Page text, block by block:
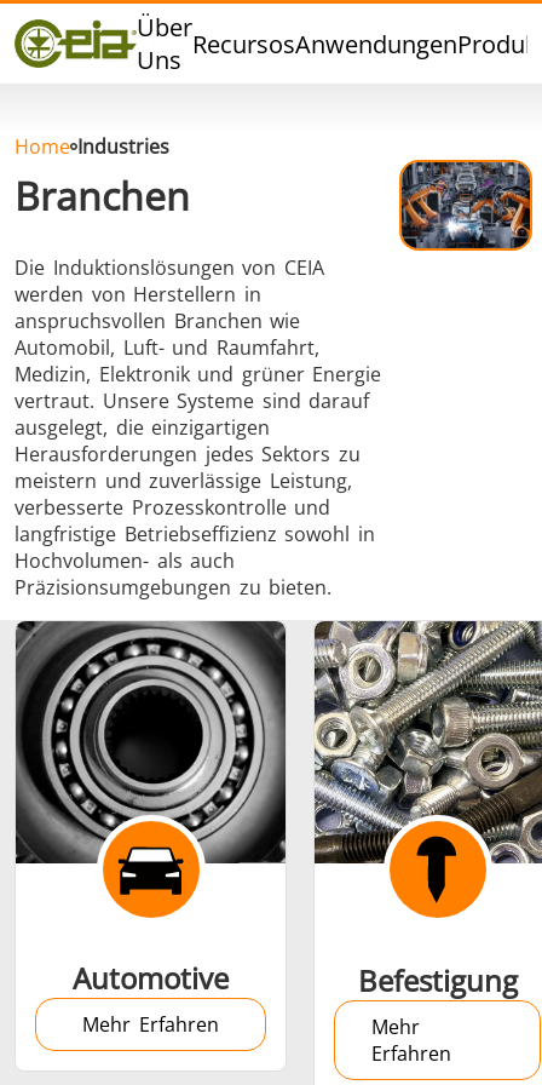
Über
Uns RecursosAnwendungen
Qualität
Veranstaltungen
Hartlöten
Aluminumlöten Verschlussversiegelung
Schrumpfverbindung
Generator mit
Controller
Home Industries
Branchen
Die Induktionslösungen von CEIA
werden von Herstellern in
anspruchsvollen Branchen wie
Automobil, Luft- und Raumfahrt,
Medizin, Elektronik und grüner Energie
vertraut. Unsere Systeme sind darauf
ausgelegt, die einzigartigen
Herausforderungen jedes Sektors zu
meistern und zuverlässige Leistung,
verbesserte Prozesskontrolle und
langfristige Betriebseffizienz sowohl in
Hochvolumen- als auch
Präzisionsumgebungen zu bieten.
Automotive
Mehr Erfahren
Befestigung
Mehr
Erfahren